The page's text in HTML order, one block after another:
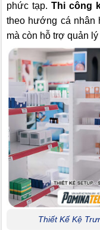
phức tạp. Thi công
theo hướng cá nhân
mà còn hỗ trợ quản
Thiết Kế Kệ